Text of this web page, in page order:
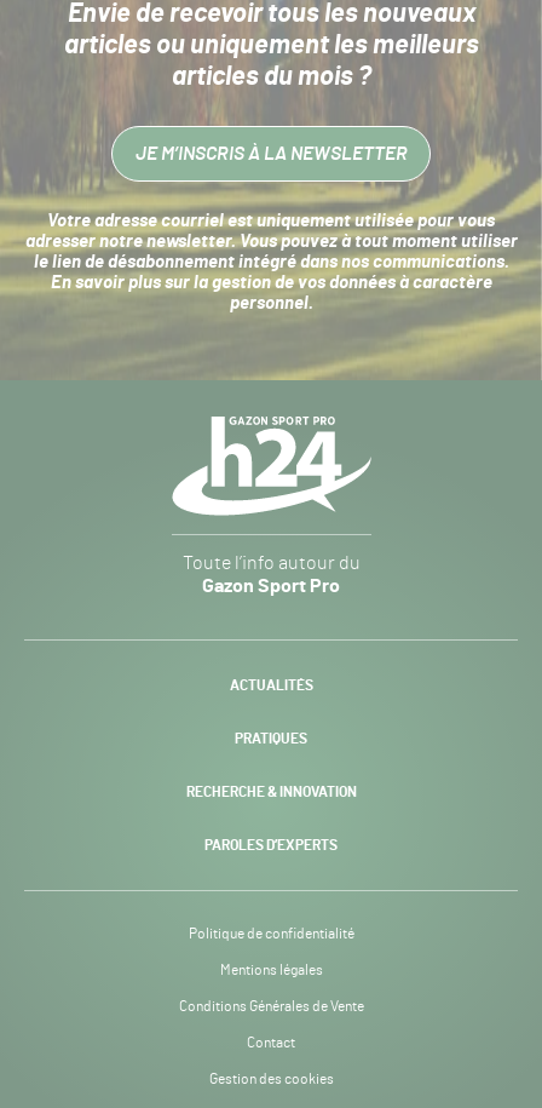
Envie de recevoir tous les nouveaux
articlesou uniquement les meilleurs
articles du mois ?
JE M’INSCRIS À LA NEWSLETTER
Votre adresse courriel est uniquement utilisée pour vous
adresser notre newsletter. Vous pouvez à tout moment utiliser
le lien de désabonnement intégré dans nos communications.
En savoir plus sur la gestion de vos données à caractère
personnel.
Sport
Pro
-
Toute l’info autour du
Gazon Sport Pro
ACTUALITÉS
PRATIQUES
RECHERCHE & INNOVATION
PAROLES D’EXPERTS
Politique de confidentialité
Mentions légales
Conditions Générales de Vente
Contact
Gestion des cookies